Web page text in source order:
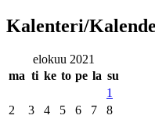
Kalenteri/
elokuu 2021
ma ti ke to pe la su
1
2
3 4 5 6 7
8